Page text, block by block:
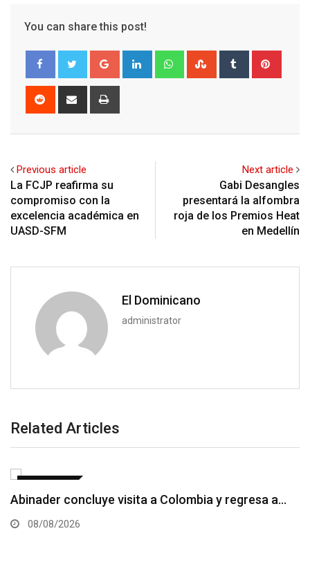
You can share this post!
Google+ LinkedIn WhatsappStumbleUpon
Tumblr
Reddit
Share
Previous article
La FCJP reafirma su
compromiso con la
excelencia académica en
UASD-SFM
Next article
Gabi Desangles
presentará la alfombra
roja de los Premios Heat
en Medellín
El Dominicano
administrator
Related Articles
Comunitarios protestan en Dajabón por
construcción de carretera